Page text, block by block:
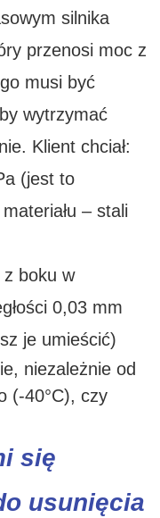
silnika
przenosi moc z
musi być
wytrzymać
Klient chciał:
(jest to
– stali
z boku w
0,03 mm
je umieścić)
niezależnie od
(-40°C), czy
się
usunięcia